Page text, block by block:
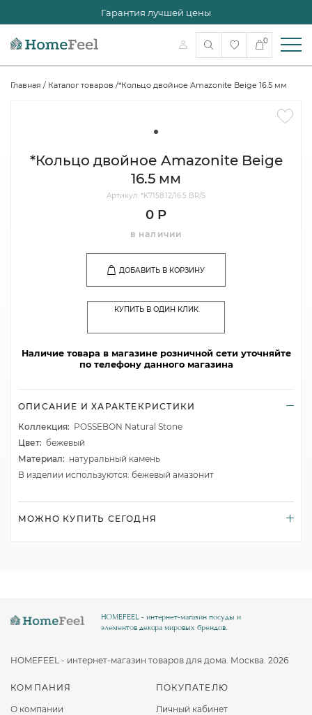
Гарантия лучшей цены
0
Главная / Каталог товаров /*Кольцо двойное Amazonite Beige 16.5 мм
*Кольцо двойное Amazonite Beige
16.5 мм
Артикул: *K7158.12/16.5 BR/S
0 Р
в наличии
ДОБАВИТЬ В КОРЗИНУ
КУПИТЬ В ОДИН КЛИК
Наличие товара в магазине розничной сети уточняйте
по телефону данного магазина
ОПИСАНИЕ И ХАРАКТЕКРИСТИКИ
Коллекция: POSSEBON Natural Stone
Цвет: бежевый
Материал: натуральный камень
В изделии используются: бежевый амазонит
МОЖНО КУПИТЬ СЕГОДНЯ
КОМПАНИЯ
О компании
ПОКУПАТЕЛЮ
Личный кабинет
HOMEFEEL - интернет-магазин посуды и
элементов декора мировых брендов.
HOMEFEEL - интернет-магазин товаров для дома. Москва. 2026